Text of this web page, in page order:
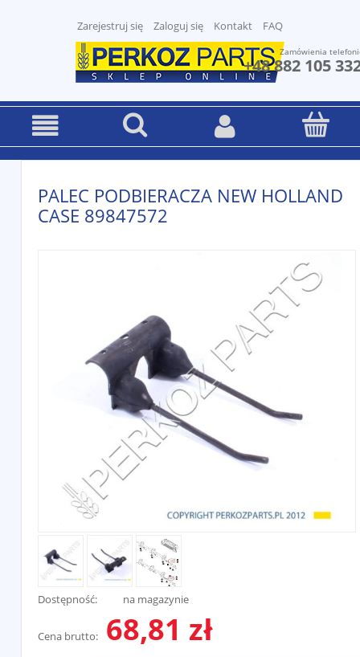
Zarejestruj się Zaloguj się Kontakt FAQ
Zamówienia
+48 882 105
PALEC PODBIERACZA NEW HOLLAND
CASE 89847572
Dostępność: na magazynie
Cena brutto: 68,81 zł